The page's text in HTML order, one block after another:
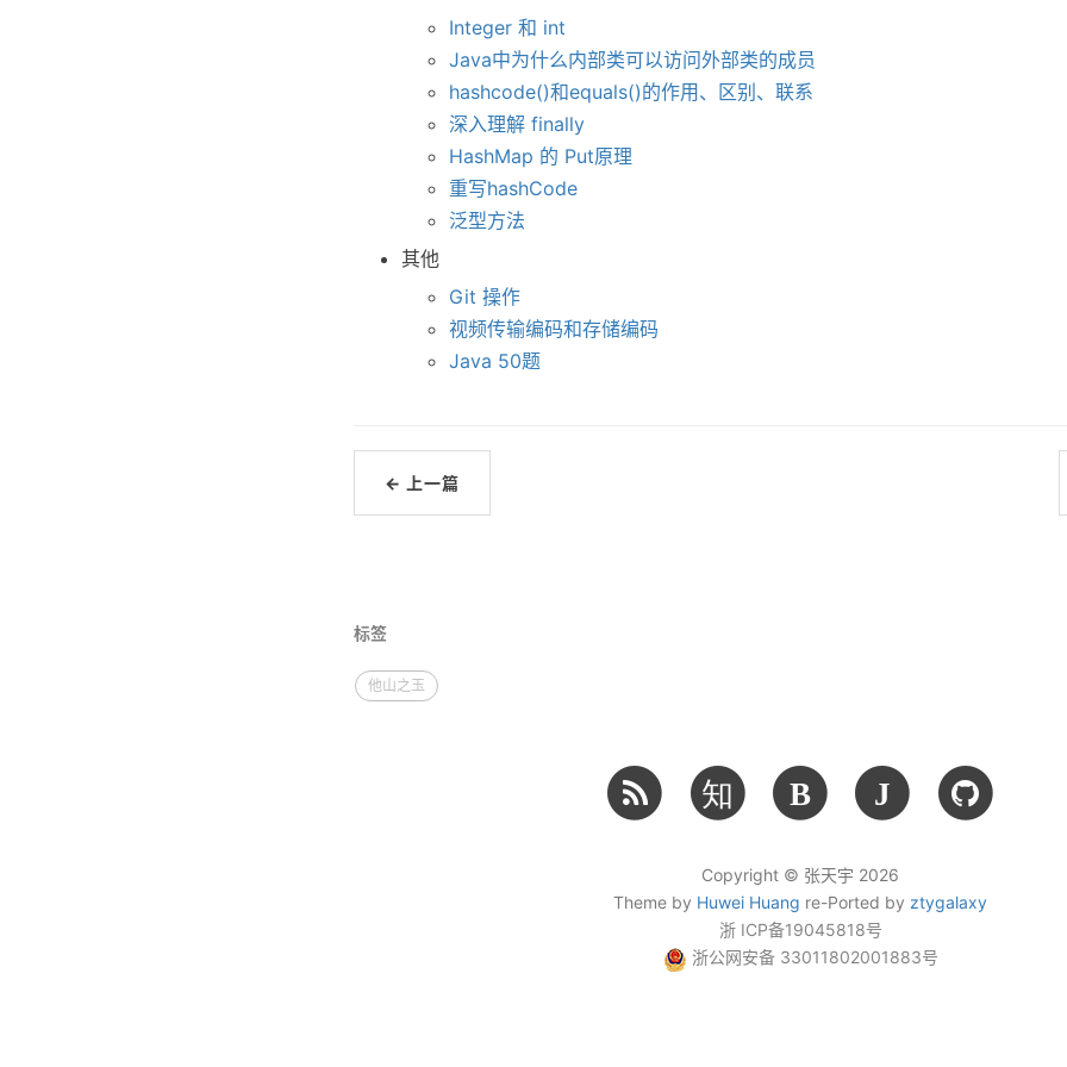
Integer 和 int
Java中为什么内部类可以访问外部类的成员
hashcode()和equals()的作用、区别、联系
深入理解 finally
HashMap 的 Put原理
重写hashCode
泛型方法
其他
Git 操作
视频传输编码和存储编码
Java 50题
← 上一篇
标签
他山之玉
知 B J
Copyright © 张天宇 2026
Theme by Huwei Huang re-Ported by ztygalaxy
浙 ICP备19045818号
浙公网安备 33011802001883号